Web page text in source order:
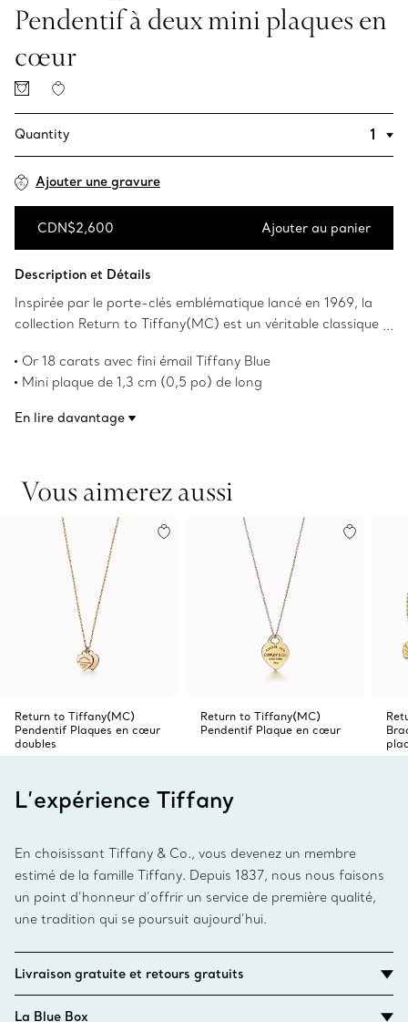
Pendentif à deux mini plaques en
cœur
Quantity
Ajouter une gravure
CDN$2,600 Ajouter au panier
Description et Détails
Inspirée par le porte-clés emblématique lancé en 1969, la
collection Return to Tiffany(MC) est un véritable classique
une chaîne à maillons toute simple, évoquant élégance et
raffinement.
Or 18 carats avec fini émail Tiffany Blue
Mini plaque de 1,3 cm (0,5 po) de long
18 po)
elle-même depuis sa fondation en 1837
En lire davantage
Vous aimerez aussi
Return to Tiffany(MC)
Pendentif Plaques en cœur
doubles
Return to Tiffany(MC)
Pendentif Plaque en cœur
L’expérience Tiffany
En choisissant Tiffany & Co., vous devenez un membre
estimé de la famille Tiffany. Depuis 1837, nous nous faisons
un point d’honneur d’offrir un service de première qualité,
une tradition qui se poursuit aujourd’hui.
Livraison gratuite et retours gratuits
La Blue Box